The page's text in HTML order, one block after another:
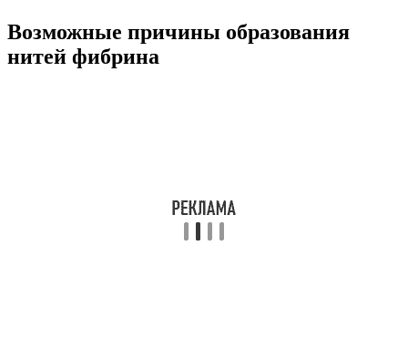
Возможные причины образования
нитей фибрина